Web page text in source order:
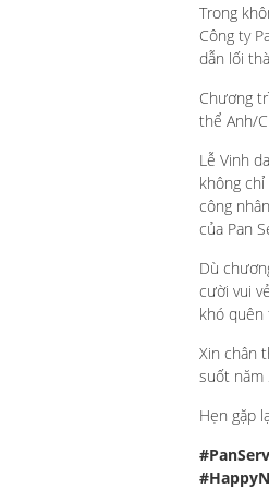
Trong
Công ty
dẫn lối
Chương
thể Anh/
Lễ Vinh
không
công
của Pan
Dù
cười vui
khó quên
Xin chân
suốt năm
Hẹn gặp